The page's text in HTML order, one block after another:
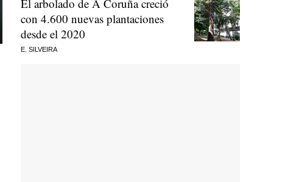
El arbolado de A Coruña creció
con 4.600 nuevas plantaciones
desde el 2020
E. SILVEIRA